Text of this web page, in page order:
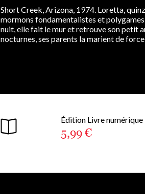
Short Creek, Arizona, 1974. Loretta,
mormons fondamentalistes et
nuit, elle fait le mur et retrouve son petit
nocturnes, ses parents la marient de force
Édition Livre numérique
5,99 €